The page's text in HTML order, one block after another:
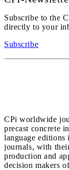
Subscribe to the
directly to your
Subscribe
CPi worldwide
precast concrete
language editions
journals, with
production and
decision makers